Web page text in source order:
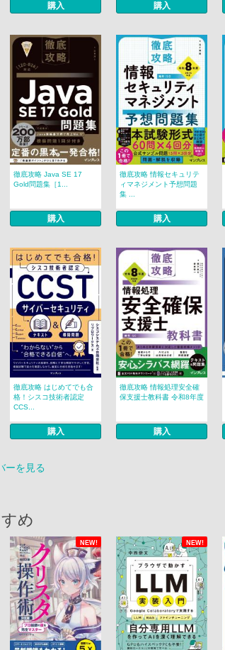
購入 購入
徹底攻略 Java SE 17
Gold問題集［1...
購入
徹底攻略 情報セキュリテ
ィマネジメント予想問題
集 ...
購入
徹底攻略 はじめてでも合
格！シスコ技術者認定
CCS...
購入
徹底攻略 情報処理安全確
保支援士教科書 令和8年度
購入
ーを見る
め
NEW! NEW!